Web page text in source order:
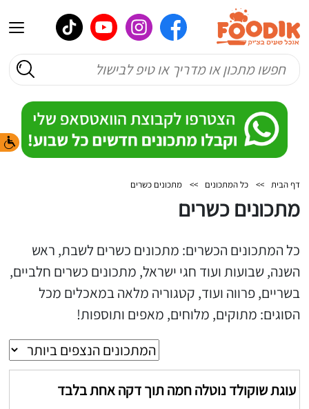
דף הבית >> כל המתכונים >> מתכונים כשרים
מתכונים כשרים
כל המתכונים הכשרים: מתכונים כשרים לשבת, ראש
השנה, שבועות ועוד חגי ישראל, מתכונים כשרים חלביים,
בשריים, פרווה ועוד, קטגוריה מלאה במאכלים מכל
הסוגים: מתוקים, מלוחים, מאפים ותוספות!
עוגת שוקולד נוטלה חמה תוך דקה אחת בלבד